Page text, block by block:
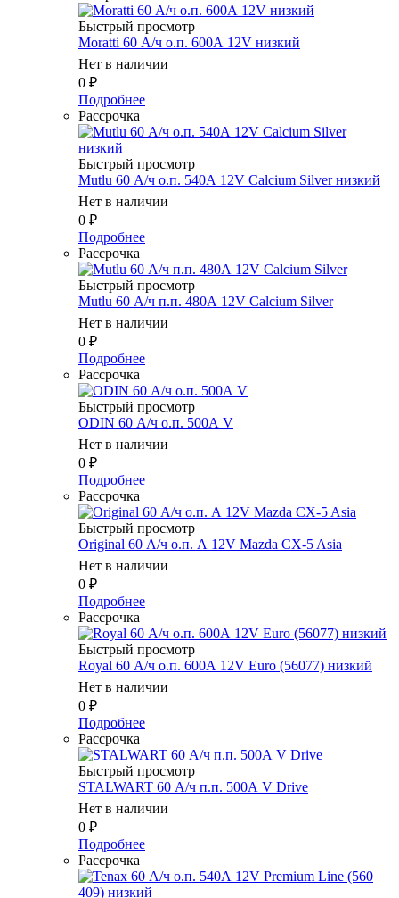
Быстрый просмотр
Moratti 60 А/ч о.п. 600А 12V низкий
Нет в наличии
0 ₽
Подробнее
Рассрочка
Быстрый просмотр
Mutlu 60 А/ч о.п. 540А 12V Calcium Silver низкий
Нет в наличии
0 ₽
Подробнее
Рассрочка
Быстрый просмотр
Mutlu 60 А/ч п.п. 480А 12V Calcium Silver
Нет в наличии
0 ₽
Подробнее
Рассрочка
Быстрый просмотр
ODIN 60 А/ч о.п. 500А V
Нет в наличии
0 ₽
Подробнее
Рассрочка
Быстрый просмотр
Original 60 А/ч о.п. А 12V Mazda CX-5 Asia
Нет в наличии
0 ₽
Подробнее
Рассрочка
Быстрый просмотр
Royal 60 А/ч о.п. 600А 12V Euro (56077) низкий
Нет в наличии
0 ₽
Подробнее
Рассрочка
Быстрый просмотр
STALWART 60 А/ч п.п. 500А V Drive
Нет в наличии
0 ₽
Подробнее
Рассрочка